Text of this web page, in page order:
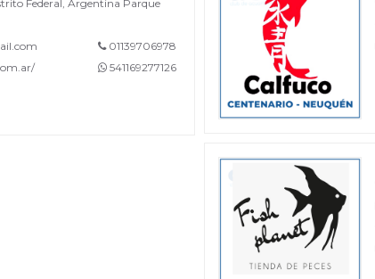
Federal, Argentina Parque
01139706978
541169277126